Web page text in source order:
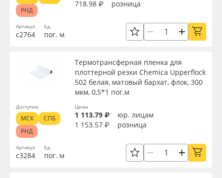
ПЭТ бэклит
Вспененный ПВХ
Заготовки для сувениров
Страна происхождения
Серия
Назначение
Артикул
с2764
Ед.
пог. м
718.98 ₽
розница
РНД
Артикул
с3284
Термотрансферная пленка для
плоттерной резки Chemica Upperflock
502 белая, матовый бархат, флок, 300
мкм, 0,5*1 пог.м
Ед.
пог. м
Цены
1 113.79 ₽
юр. лицам
1 153.57 ₽
розница
Доступно
МСК
СПБ
РНД